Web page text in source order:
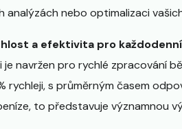
analýzách nebo optimalizaci
a efektivita pro
je navržen pro rychlé zpracování
rychleji, s průměrným časem
to představuje významnou